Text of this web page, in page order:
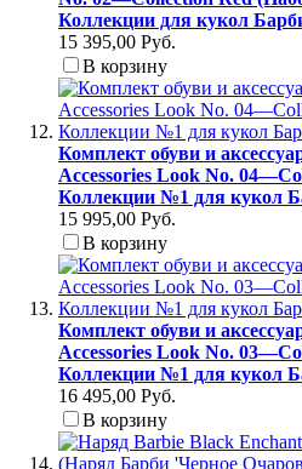
Коллекции для кукол
15 395,00 Руб.
В корзину
Комплект обуви и
Accessories Look No.
Коллекции №1 для кукол
15 995,00 Руб.
В корзину
Комплект обуви и
Accessories Look No.
Коллекции №1 для кукол
16 495,00 Руб.
В корзину